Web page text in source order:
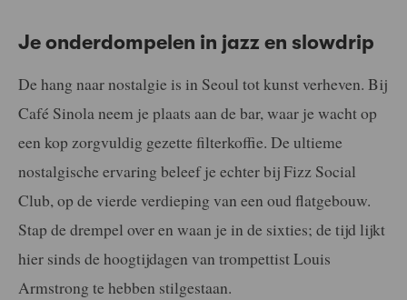
Je onderdompelen in jazz en slowdrip
De hang naar nostalgie is in Seoul tot kunst verheven. Bij
Café Sinola neem je plaats aan de bar, waar je wacht op
een kop zorgvuldig gezette filterkoffie. De ultieme
nostalgische ervaring beleef je echter bij Fizz Social
Club, op de vierde verdieping van een oud flatgebouw.
Stap de drempel over en waan je in de sixties; de tijd lijkt
hier sinds de hoogtijdagen van trompettist Louis
Armstrong te hebben stilgestaan.